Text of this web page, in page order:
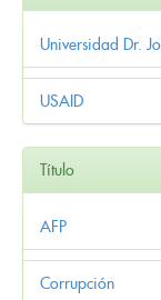
Universidad Dr.
USAID
Título
AFP
Corrupción